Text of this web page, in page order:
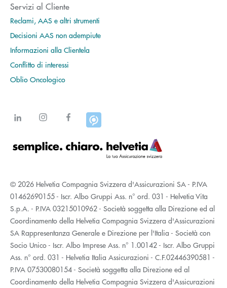
Servizi al Cliente
Reclami, AAS e altri strumenti
Decisioni AAS non adempiute
Informazioni alla Clientela
Conflitto di interessi
Oblio Oncologico
© 2026 Helvetia Compagnia Svizzera d'Assicurazioni SA - P.IVA
01462690155 - Iscr. Albo Gruppi Ass. n° ord. 031 - Helvetia Vita
S.p.A. - P.IVA 03215010962 - Società soggetta alla Direzione ed al
Coordinamento della Helvetia Compagnia Svizzera d'Assicurazioni
SA Rappresentanza Generale e Direzione per l'Italia - Società con
Socio Unico - Iscr. Albo Imprese Ass. n° 1.00142 - Iscr. Albo Gruppi
Ass. n° ord. 031 - Helvetia Italia Assicurazioni - C.F.02446390581 -
P.IVA 07530080154 - Società soggetta alla Direzione ed al
Coordinamento della Helvetia Compagnia Svizzera d'Assicurazioni